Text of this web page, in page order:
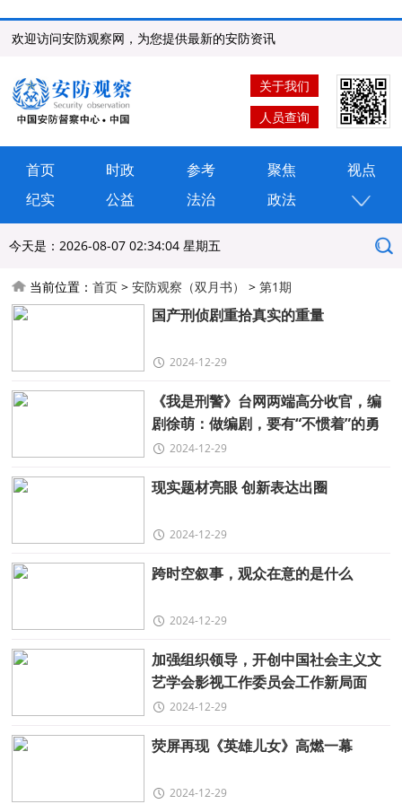
欢迎访问安防观察网，为您提供最新的安防资讯
关于我们
人员查询
首页 时政 参考 聚焦
视点
纪实
公益 法治 政法
今天是： 2026-08-07 02:34:04 星期五
当前位置：首页 >安防观察（双月书） >第1期
国产刑侦剧重拾真实的重量
2024-12-29
《我是刑警》台网两端高分收官，编
剧徐萌：做编剧，要有“不惯着”的勇
气 2024-12-29
现实题材亮眼 创新表达出圈
2024-12-29
跨时空叙事，观众在意的是什么
2024-12-29
加强组织领导，开创中国社会主义文
艺学会影视工作委员会工作新局面
2024-12-29
荧屏再现《英雄儿女》高燃一幕
2024-12-29